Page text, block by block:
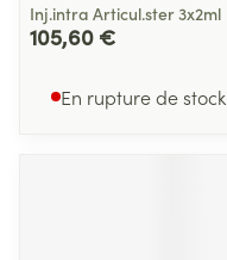
Inj.intra Articul.ster 3x2ml
105,60 €
En rupture de stock